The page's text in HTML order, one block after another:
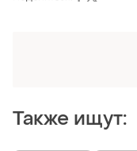
Также ищут: